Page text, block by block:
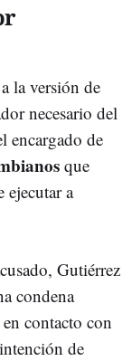
la versión de
necesario del
encargado de
que
ejecutar a
Gutiérrez
condena
contacto con
de